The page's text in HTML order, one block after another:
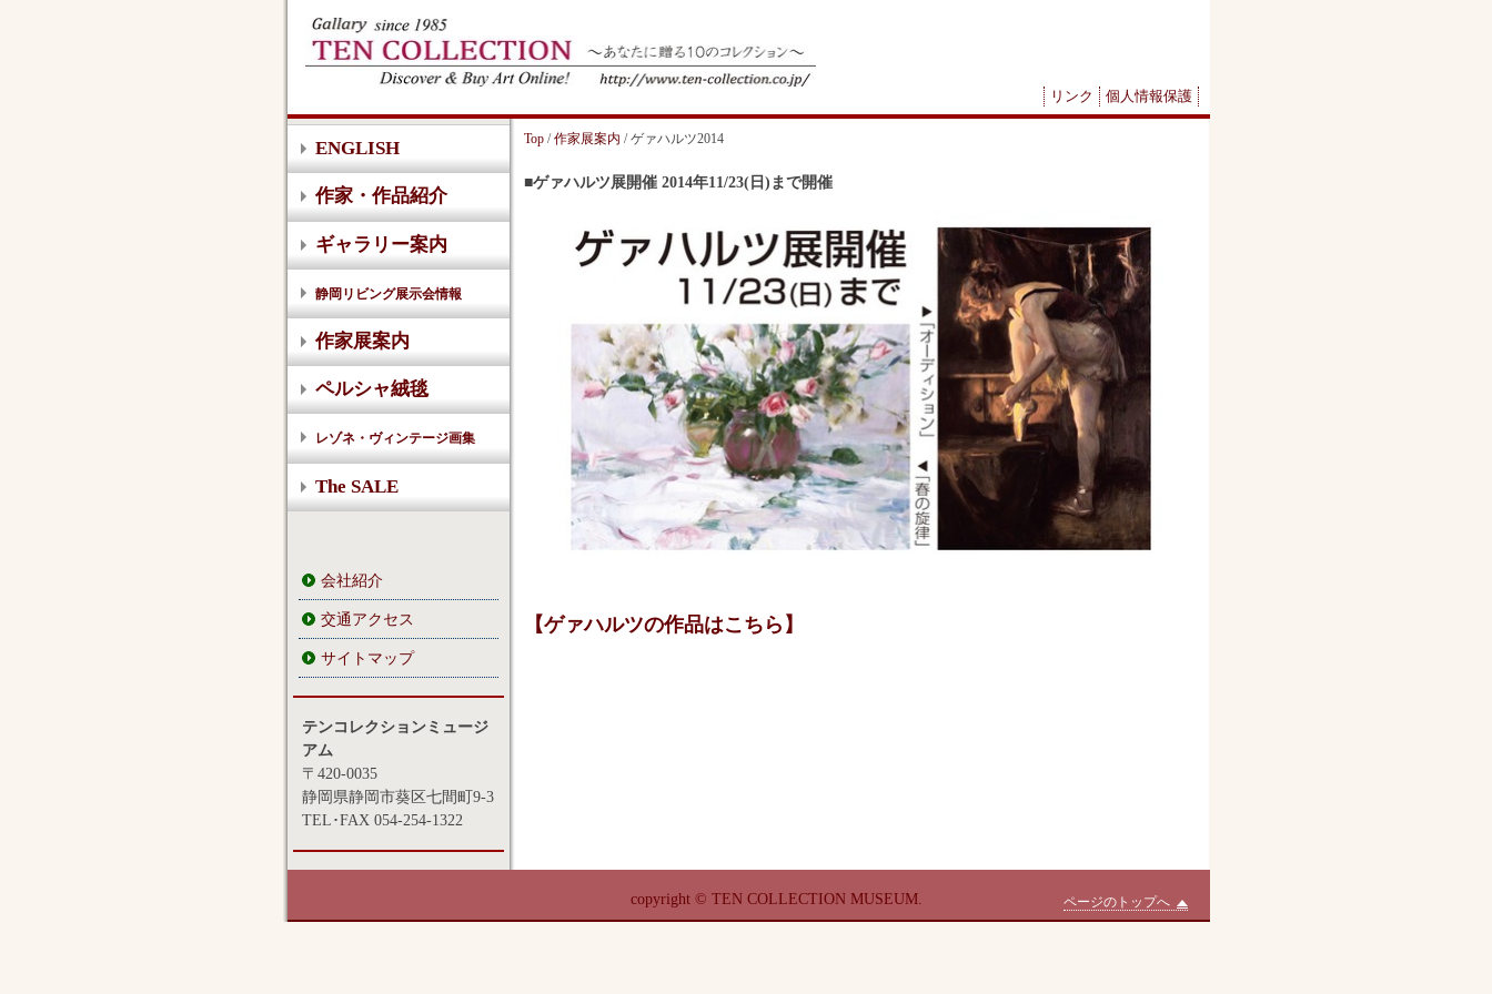
リンク 個人情報保護
ENGLISH
作家・作品紹介
ギャラリー案内
静岡リビング展示会情報
作家展案内
ペルシャ絨毯
レゾネ・ヴィンテージ画集
The SALE
会社紹介
交通アクセス
サイトマップ
テンコレクションミュージ
アム
〒420-0035
静岡県静岡市葵区七間町9-3
TEL･FAX 054-254-1322
Top/作家展案内 / ゲァハルツ2014
■ゲァハルツ展開催 2014年11/23(日)まで開催
【ゲァハルツの作品はこちら】
ページのトップへ
copyright © TEN COLLECTION MUSEUM.